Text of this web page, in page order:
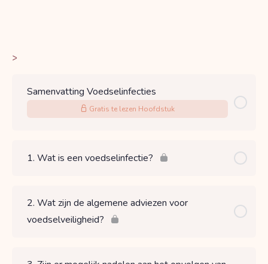
>
Samenvatting Voedselinfecties
Gratis te lezen Hoofdstuk
1. Wat is een voedselinfectie?
2. Wat zijn de algemene adviezen voor
voedselveiligheid?